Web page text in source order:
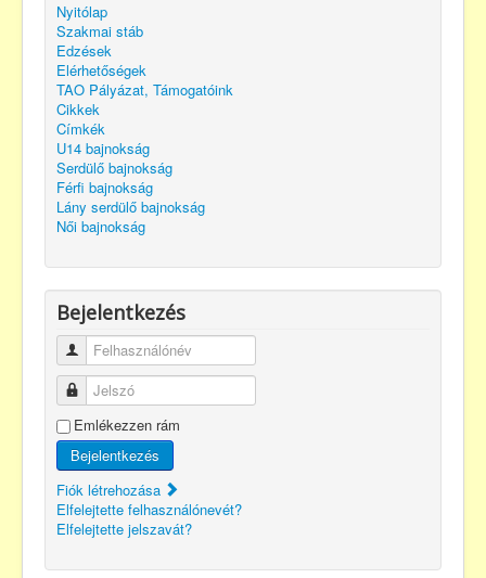
Nyitólap
Szakmai stáb
Edzések
Elérhetőségek
TAO Pályázat, Támogatóink
Cikkek
Címkék
U14 bajnokság
Serdülő bajnokság
Férfi bajnokság
Lány serdülő bajnokság
Női bajnokság
Bejelentkezés
Felhasználónév
Jelszó
Emlékezzen rám
Bejelentkezés
Fiók létrehozása
Elfelejtette felhasználónevét?
Elfelejtette jelszavát?